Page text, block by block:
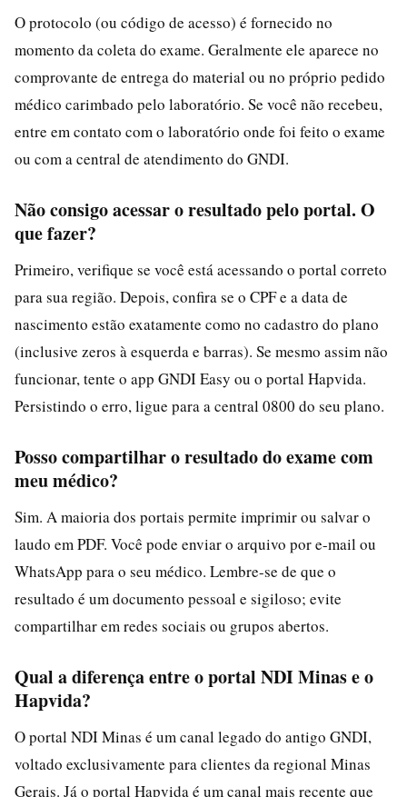
O protocolo (ou código de acesso) é fornecido no
momento da coleta do exame. Geralmente ele aparece no
comprovante de entrega do material ou no próprio pedido
médico carimbado pelo laboratório. Se você não recebeu,
entre em contato com o laboratório onde foi feito o exame
ou com a central de atendimento do GNDI.
Não consigo acessar o resultado pelo portal. O
que fazer?
Primeiro, verifique se você está acessando o portal correto
para sua região. Depois, confira se o CPF e a data de
nascimento estão exatamente como no cadastro do plano
(inclusive zeros à esquerda e barras). Se mesmo assim não
funcionar, tente o app GNDI Easy ou o portal Hapvida.
Persistindo o erro, ligue para a central 0800 do seu plano.
Posso compartilhar o resultado do exame com
meu médico?
Sim. A maioria dos portais permite imprimir ou salvar o
laudo em PDF. Você pode enviar o arquivo por e-mail ou
WhatsApp para o seu médico. Lembre-se de que o
resultado é um documento pessoal e sigiloso; evite
compartilhar em redes sociais ou grupos abertos.
Qual a diferença entre o portal NDI Minas e o
Hapvida?
O portal NDI Minas é um canal legado do antigo GNDI,
voltado exclusivamente para clientes da regional Minas
Gerais. Já o portal Hapvida é um canal mais recente que